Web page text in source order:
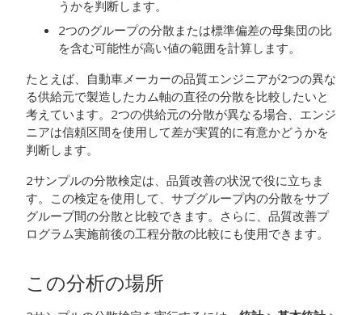
うかを判断します。
2つのグループの分散または標準偏差の母集団の比
を含む可能性が高い値の範囲を計算します。
たとえば、自動車メーカーの品質エンジニアが2つの異な
る供給元で製造したカム軸の直径の分散を比較したいと
考えています。2つの供給元の分散が異なる場合、エンジ
ニアは信頼区間を使用して差が実質的に有意かどうかを
判断します。
2サンプルの分散検定は、品質改善の状況で役に立ちま
す。この検定を使用して、サブグループ内の分散をサブ
グループ間の分散と比較できます。さらに、品質改善プ
ログラム実施前後の工程分散の比較にも使用できます。
この分析の場所